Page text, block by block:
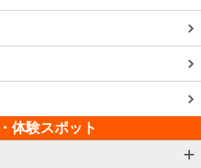
体験スポット